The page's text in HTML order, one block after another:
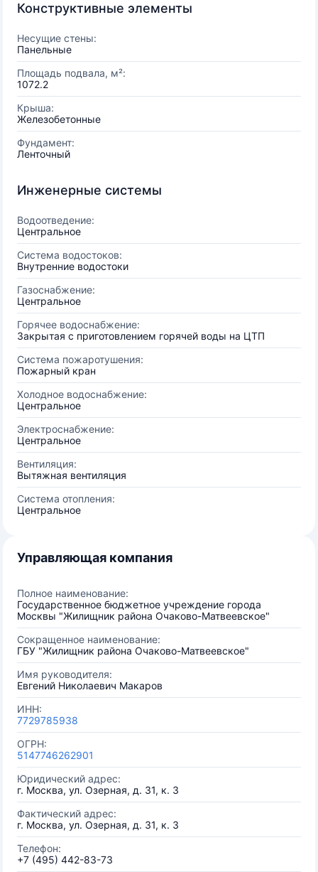
Конструктивные элементы
Несущие стены:
Панельные
Площадь подвала, м²:
1072.2
Крыша:
Железобетонные
Фундамент:
Ленточный
Инженерные системы
Водоотведение:
Центральное
Система водостоков:
Внутренние водостоки
Газоснабжение:
Центральное
Горячее водоснабжение:
Закрытая с приготовлением горячей воды на ЦТП
Система пожаротушения:
Пожарный кран
Холодное водоснабжение:
Центральное
Электроснабжение:
Центральное
Вентиляция:
Вытяжная вентиляция
Система отопления:
Центральное
Управляющая компания
Полное наименование:
Государственное бюджетное учреждение города
Москвы "Жилищник района Очаково-Матвеевское"
Сокращенное наименование:
ГБУ "Жилищник района Очаково-Матвеевское"
Имя руководителя:
Евгений Николаевич Макаров
ИНН:
7729785938
ОГРН:
5147746262901
Юридический адрес:
г. Москва, ул. Озерная, д. 31, к. 3
Фактический адрес:
г. Москва, ул. Озерная, д. 31, к. 3
Телефон:
+7 (495) 442-83-73